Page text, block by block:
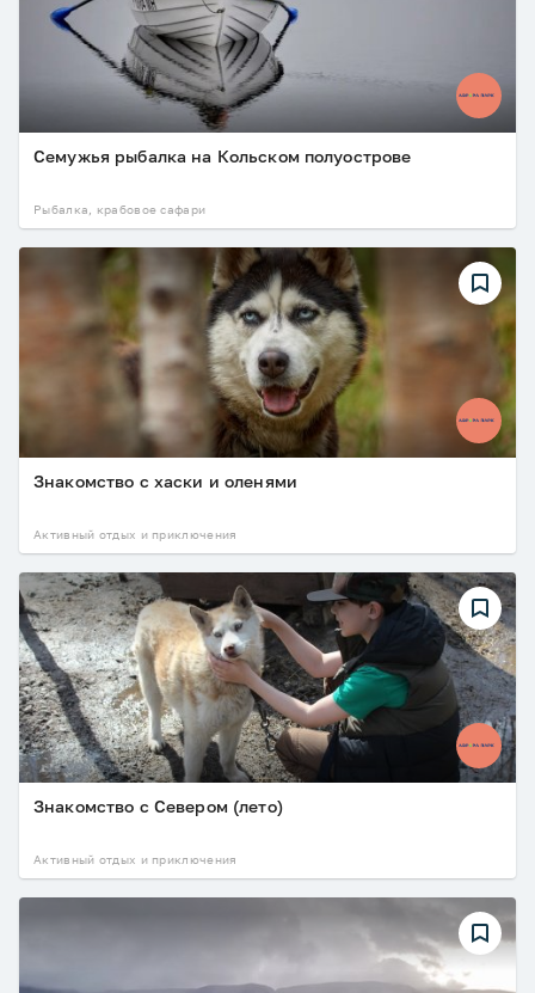
Семужья рыбалка на Кольском полуострове
Рыбалка, крабовое сафари
Знакомство с хаски и оленями
Активный отдых и приключения
Знакомство с Севером (лето)
Активный отдых и приключения